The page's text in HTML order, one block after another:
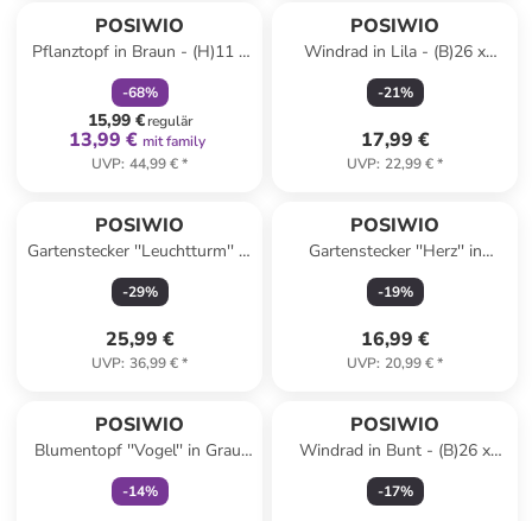
POSIWIO
Pflanztopf in Braun - (H)11 x
Ø 20 cm
-68%
15,99 €regulär
13,99 € mit family
UVP: 44,99 €*
POSIWIO
Windrad in Lila - (B)26 x
(H)130 x (T)8,5 cm
-21%
17,99 €
UVP: 22,99 €*
POSIWIO
Gartenstecker ''Leuchtturm'' in
Rot/ Weiß - (B)19 x (H)136 x
(T)10 cm
-29%
25,99 €
UVP: 36,99 €*
POSIWIO
Gartenstecker ''Herz'' in
Bordeaux - (B)15 x (H)20 x
(T)6 cm
-19%
16,99 €
UVP: 20,99 €*
POSIWIO
Blumentopf ''Vogel'' in Grau/
Hellbraun - (B)11 x (H)12 x
(T)15,5 cm
-14%
POSIWIO
Windrad in Bunt - (B)26 x
(H)130 x (T)8,5 cm
-17%